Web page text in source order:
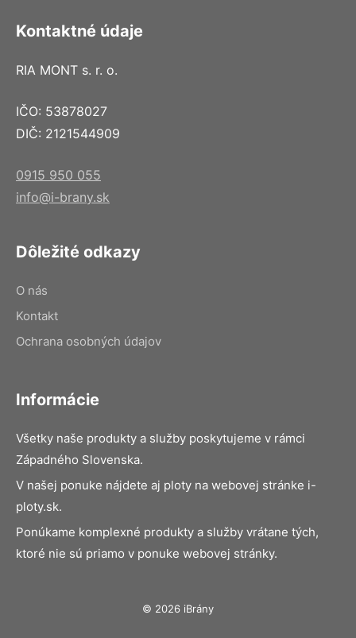
Kontaktné údaje
RIA MONT s. r. o.
IČO: 53878027
DIČ: 2121544909
0915 950 055
info@i-brany.sk
Dôležité odkazy
O nás
Kontakt
Ochrana osobných údajov
Informácie
Všetky naše produkty a služby poskytujeme v rámci
Západného Slovenska.
V našej ponuke nájdete aj ploty na webovej stránke i-
ploty.sk.
Ponúkame komplexné produkty a služby vrátane tých,
ktoré nie sú priamo v ponuke webovej stránky.
© 2026 iBrány